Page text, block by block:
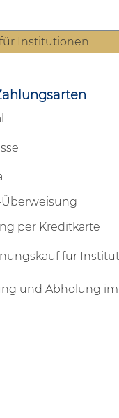
Institutionen
Überweisung
per Kreditkarte
für
und Abholung